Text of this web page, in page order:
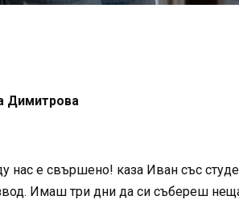
Димитрова
нас е свършено! каза Иван със
Имаш три дни да си събереш